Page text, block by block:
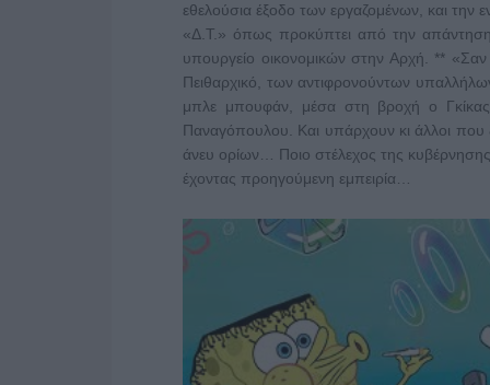
εθελούσια έξοδο των εργαζομένων, και την
«Δ.Τ.» όπως προκύπτει από την
υπουργείο οικονομικών στην Αρχή. **
Πειθαρχικό, των αντιφρονούντων
μπλε μπουφάν, μέσα στη βροχή ο Γκίκας
Παναγόπουλου. Και υπάρχουν κι άλλοι που
άνευ ορίων… Ποιο στέλεχος της
έχοντας προηγούμενη εμπειρία…